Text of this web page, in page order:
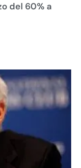
del 60% a